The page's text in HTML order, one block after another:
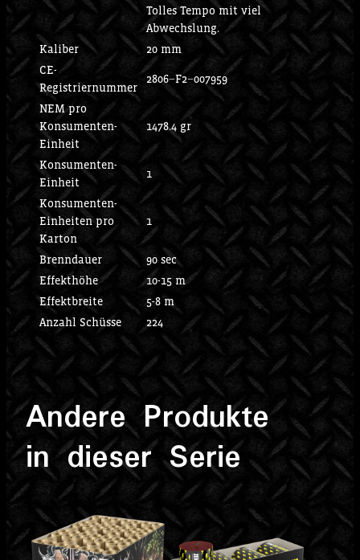
Tolles Tempo mit viel
Abwechslung.
Kaliber
20 mm
CE-
Registriernummer
2806−F2−007959
NEM pro
Konsumenten-
Einheit
1478.4 gr
Konsumenten-
Einheit
1
Konsumenten-
Einheiten pro
Karton
1
Brenndauer
90 sec
Effekthöhe
10-15 m
Effektbreite
5-8 m
Anzahl Schüsse
224
Andere Produkte
in dieser Serie